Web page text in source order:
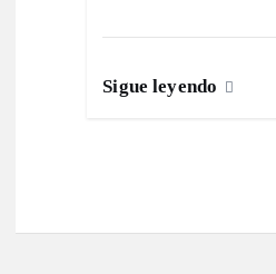
Sigue leyendo